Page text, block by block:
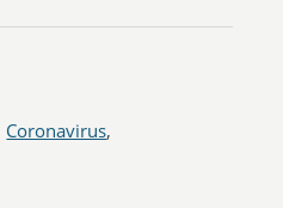
Coronavirus,